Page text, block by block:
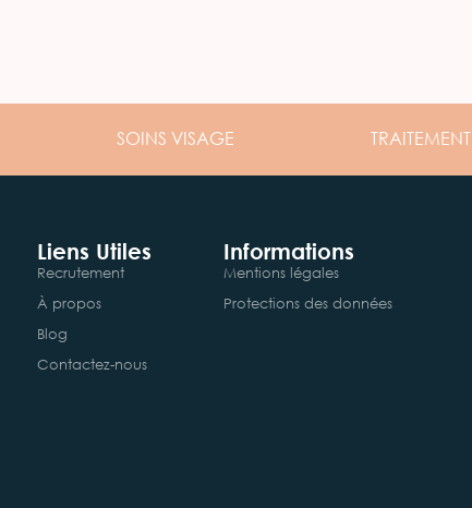
SOINS VISAGE TRAITEMENT
Liens Utiles
Recrutement
À propos
Blog
Contactez-nous
Informations
Mentions légales
Protections des données